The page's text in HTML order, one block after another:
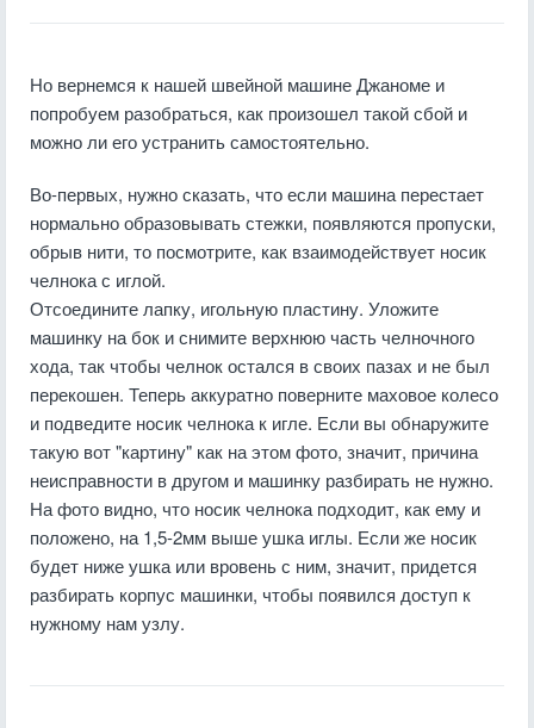
Но вернемся к нашей швейной машине Джаноме и
попробуем разобраться, как произошел такой сбой и
можно ли его устранить самостоятельно.
Во-первых, нужно сказать, что если машина перестает
нормально образовывать стежки, появляются пропуски,
обрыв нити, то посмотрите, как взаимодействует носик
челнока с иглой.
Отсоедините лапку, игольную пластину. Уложите
машинку на бок и снимите верхнюю часть челночного
хода, так чтобы челнок остался в своих пазах и не был
перекошен. Теперь аккуратно поверните маховое колесо
и подведите носик челнока к игле. Если вы обнаружите
такую вот "картину" как на этом фото, значит, причина
неисправности в другом и машинку разбирать не нужно.
На фото видно, что носик челнока подходит, как ему и
положено, на 1,5-2мм выше ушка иглы. Если же носик
будет ниже ушка или вровень с ним, значит, придется
разбирать корпус машинки, чтобы появился доступ к
нужному нам узлу.